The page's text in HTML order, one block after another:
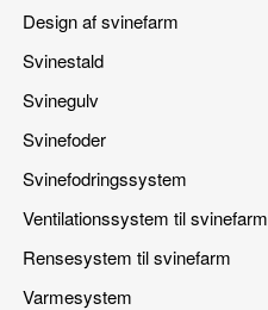
Design af svinefarm
Svinestald
Svinegulv
Svinefoder
Svinefodringssystem
Ventilationssystem til svinefarm
Rensesystem til svinefarm
Varmesystem